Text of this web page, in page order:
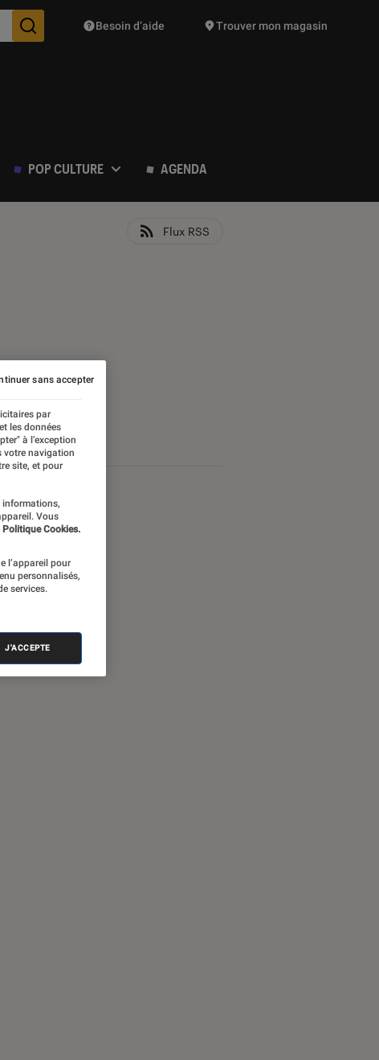
Des suggestions de produits vont vous être proposées
Besoin d’aide Trouver mon magasin
POP CULTURE AGENDA
Flux RSS
par
les données
à l’exception
votre navigation
site, et pour
informations,
Vous
Politique Cookies.
l’appareil pour
personnalisés,
services.
J'ACCEPTE
sans accepter